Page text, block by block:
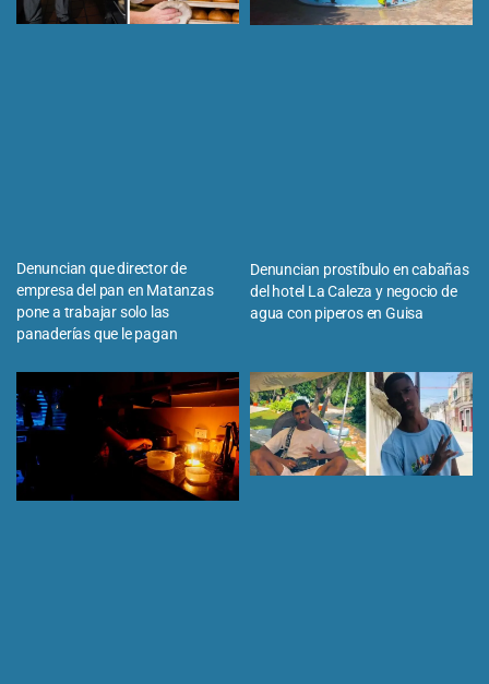
Denuncian que director de
empresa del pan en Matanzas
pone a trabajar solo las
panaderías que le pagan
Denuncian prostíbulo en cabañas
del hotel La Caleza y negocio de
agua con piperos en Guisa